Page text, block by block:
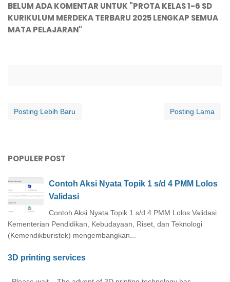
BELUM ADA KOMENTAR UNTUK "PROTA KELAS 1-6 SD
KURIKULUM MERDEKA TERBARU 2025 LENGKAP SEMUA
MATA PELAJARAN"
Posting Lebih Baru Posting Lama
POPULER POST
Contoh Aksi Nyata Topik 1 s/d 4 PMM Lolos
Validasi
Contoh Aksi Nyata Topik 1 s/d 4 PMM Lolos Validasi
Kementerian Pendidikan, Kebudayaan, Riset, dan Teknologi
(Kemendikburistek) mengembangkan...
3D printing services